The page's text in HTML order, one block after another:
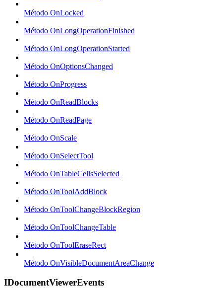
Método OnLocked
Método OnLongOperationFinished
Método OnLongOperationStarted
Método OnOptionsChanged
Método OnProgress
Método OnReadBlocks
Método OnReadPage
Método OnScale
Método OnSelectTool
Método OnTableCellsSelected
Método OnToolAddBlock
Método OnToolChangeBlockRegion
Método OnToolChangeTable
Método OnToolEraseRect
Método OnVisibleDocumentAreaChange
IDocumentViewerEvents